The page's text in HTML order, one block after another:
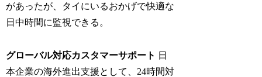
があったが、タイにいるおかげで快適な
日中時間に監視できる。
グローバル対応カスタマーサポート 日
本企業の海外進出支援として、24時間対